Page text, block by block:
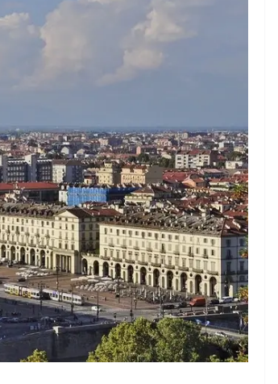
DOVE MANGIARE
Migliori Ristoranti di
Londra 2026: Dove
Mangiare